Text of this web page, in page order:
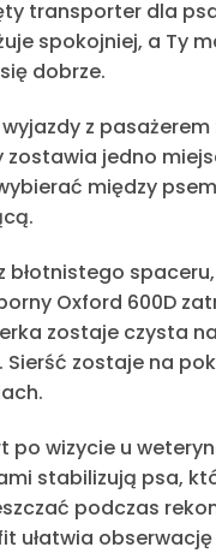
transporter dla
spokojniej, a Ty
dobrze.
z pasażerem
zostawia jedno
między
błotnistego
Oxford 600D
zostaje czysta
Sierść zostaje na
po wizycie u
stabilizują psa,
podczas
ułatwia